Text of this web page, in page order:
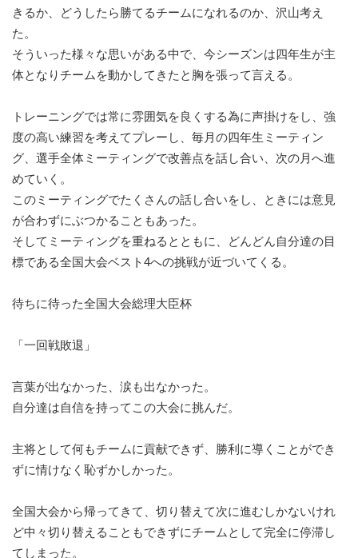
きるか、どうしたら勝てるチームになれるのか、沢山考え
た。
そういった様々な思いがある中で、今シーズンは四年生が主
体となりチームを動かしてきたと胸を張って言える。
トレーニングでは常に雰囲気を良くする為に声掛けをし、強
度の高い練習を考えてプレーし、毎月の四年生ミーティン
グ、選手全体ミーティングで改善点を話し合い、次の月へ進
めていく。
このミーティングでたくさんの話し合いをし、ときには意見
が合わずにぶつかることもあった。
そしてミーティングを重ねるとともに、どんどん自分達の目
標である全国大会ベスト4への挑戦が近づいてくる。
待ちに待った全国大会総理大臣杯
「一回戦敗退」
言葉が出なかった、涙も出なかった。
自分達は自信を持ってこの大会に挑んだ。
主将として何もチームに貢献できず、勝利に導くことができ
ずに情けなく恥ずかしかった。
全国大会から帰ってきて、切り替えて次に進むしかないけれ
ど中々切り替えることもできずにチームとして完全に停滞し
てしまった。